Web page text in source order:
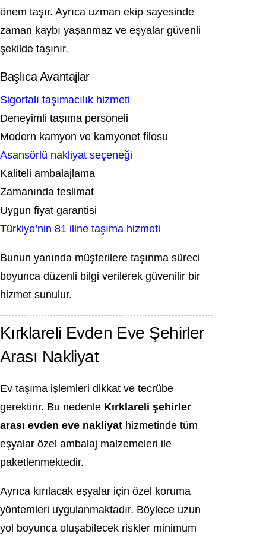
önem taşır. Ayrıca uzman ekip sayesinde
zaman kaybı yaşanmaz ve eşyalar güvenli
şekilde taşınır.
Başlıca Avantajlar
Sigortalı taşımacılık hizmeti
Deneyimli taşıma personeli
Modern kamyon ve kamyonet filosu
Asansörlü nakliyat seçeneği
Kaliteli ambalajlama
Zamanında teslimat
Uygun fiyat garantisi
Türkiye’nin 81 iline taşıma hizmeti
Bunun yanında müşterilere taşınma süreci
boyunca düzenli bilgi verilerek güvenilir bir
hizmet sunulur.
Kırklareli Evden Eve Şehirler
Arası Nakliyat
Ev taşıma işlemleri dikkat ve tecrübe
gerektirir. Bu nedenle Kırklareli şehirler
arası evden eve nakliyat hizmetinde tüm
eşyalar özel ambalaj malzemeleri ile
paketlenmektedir.
Ayrıca kırılacak eşyalar için özel koruma
yöntemleri uygulanmaktadır. Böylece uzun
yol boyunca oluşabilecek riskler minimum